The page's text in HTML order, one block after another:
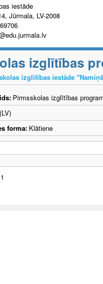
iestāde
Jūrmala, LV-2008
izglītības
izglītības iestāde
Pirmsskolas izglītības
forma: Klātiene